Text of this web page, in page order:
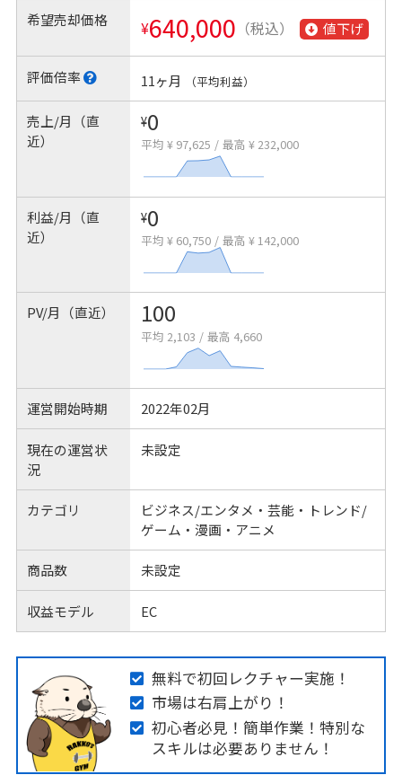
希望売却価格 ¥640,000 （税込） 値下げ
評価倍率 11ヶ月 （平均利益）
売上/月（直
近）
¥0
平均 ¥ 97,625 / 最高 ¥ 232,000
利益/月（直
近）
¥0
平均 ¥ 60,750 / 最高 ¥ 142,000
PV/月（直近） 100
平均 2,103 / 最高 4,660
運営開始時期 2022年02月
現在の運営状
況
未設定
カテゴリ
ビジネス/エンタメ・芸能・トレンド/
ゲーム・漫画・アニメ
商品数 未設定
収益モデル EC
無料で初回レクチャー実施！
市場は右肩上がり！
初心者必見！簡単作業！特別な
スキルは必要ありません！